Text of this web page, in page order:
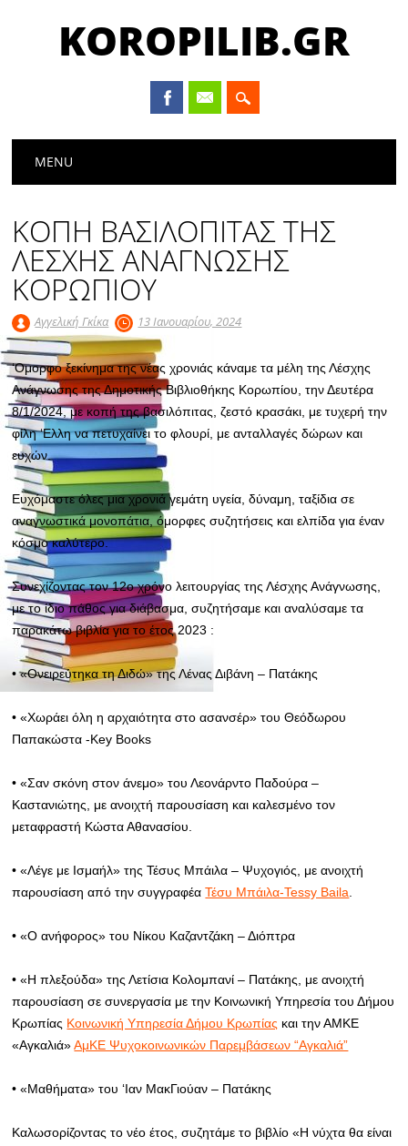
KOROPILIB.GR
Main menu
MENU
ΚΟΠΗ ΒΑΣΙΛΟΠΙΤΑΣ ΤΗΣ
ΛΕΣΧΗΣ ΑΝΑΓΝΩΣΗΣ
ΚΟΡΩΠΙΟΥ
Αγγελική Γκίκα 13 Ιανουαρίου, 2024
‘Ομορφο ξεκίνημα της νέας χρονιάς κάναμε τα μέλη της Λέσχης
Ανάγνωσης της Δημοτικής Βιβλιοθήκης Κορωπίου, την Δευτέρα
8/1/2024, με κοπή της βασιλόπιτας, ζεστό κρασάκι, με τυχερή την
φίλη ‘Ελλη να πετυχαίνει το φλουρί, με ανταλλαγές δώρων και
ευχών.
Ευχόμαστε όλες μια χρονιά γεμάτη υγεία, δύναμη, ταξίδια σε
αναγνωστικά μονοπάτια, όμορφες συζητήσεις και ελπίδα για έναν
κόσμο καλύτερο.
Συνεχίζοντας τον 12ο χρόνο λειτουργίας της Λέσχης Ανάγνωσης,
με το ίδιο πάθος για διάβασμα,συζητήσαμε και αναλύσαμε τα
παρακάτω βιβλία για το έτος 2023 :
• «Ονειρεύτηκα τη Διδώ» της Λένας Διβάνη – Πατάκης
• «Χωράει όλη η αρχαιότητα στο ασανσέρ» του Θεόδωρου
Παπακώστα -Key Books
• «Σαν σκόνη στον άνεμο» του Λεονάρντο Παδούρα –
Καστανιώτης, με ανοιχτή παρουσίαση και καλεσμένο τον
μεταφραστή Κώστα Αθανασίου.
• «Λέγε με Ισμαήλ» της Τέσυς Μπάιλα – Ψυχογιός, με ανοιχτή
παρουσίαση από την συγγραφέαΤέσυ Μπάιλα-Tessy Baila
• «Ο ανήφορος» του Νίκου Καζαντζάκη – Διόπτρα
• «Η πλεξούδα» της Λετίσια Κολομπανί – Πατάκης, με ανοιχτή
παρουσίαση σε συνεργασία με την Κοινωνική Υπηρεσία του Δήμου
Κρωπίας Κοινωνική Υπηρεσία Δήμου Κρωπίας και την ΑΜΚΕ
«Αγκαλιά»ΑμΚΕ Ψυχοκοινωνικών Παρεμβάσεων “Αγκαλιά”
• «Μαθήματα» του ‘Ιαν ΜακΓιούαν – Πατάκης
Καλωσορίζοντας το νέο έτος, συζητάμε το βιβλίο «Η νύχτα θα είναι